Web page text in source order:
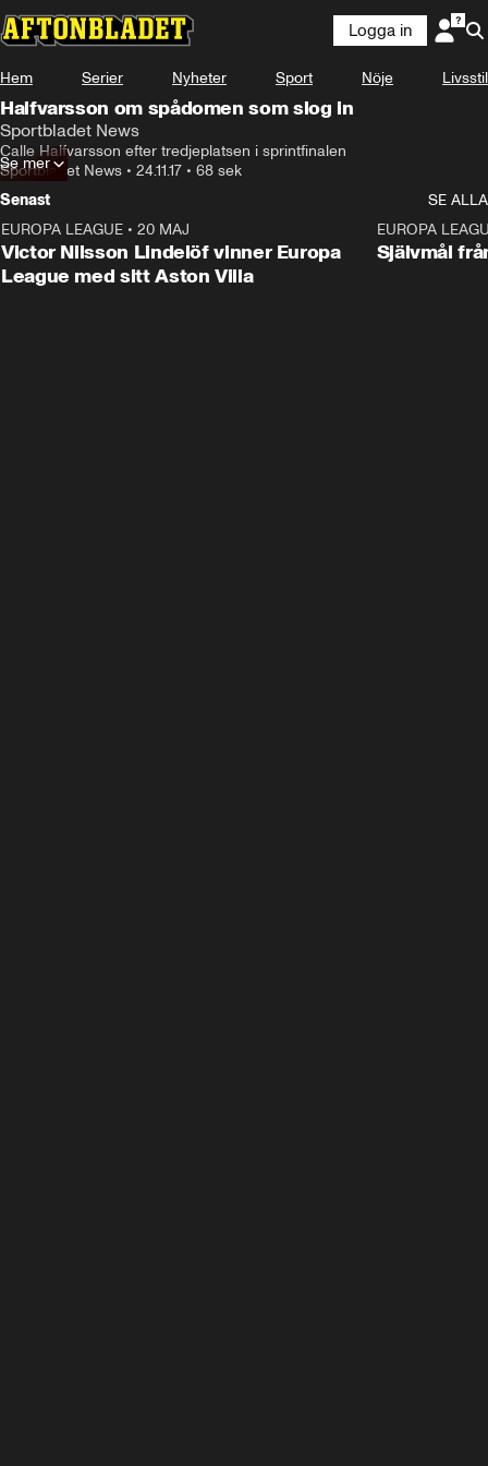
Logga in
Hem Serier Nyheter Sport Nöje Livsstil
Halfvarsson om spådomen som slog in
Sportbladet News
Calle Halfvarsson efter tredjeplatsen i sprintfinalen
Sportbladet News • 24.11.17 • 68 sek
Se mer
Senast
SE ALLA
EUROPA LEAGUE • 20 MAJ
Victor Nilsson Lindelöf vinner Europa
League med sitt Aston Villa
EUROPA
Självmål